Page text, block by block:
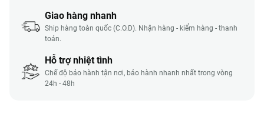
Giao hàng nhanh
Ship hàng toàn quốc (C.O.D). Nhận hàng - kiểm hàng - thanh
toán.
Hỗ trợ nhiệt tình
Chế độ bảo hành tận nơi, bảo hành nhanh nhất trong vòng
24h - 48h